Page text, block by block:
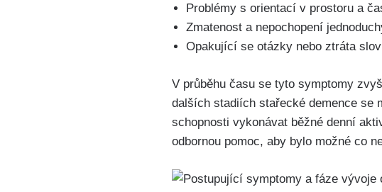
Problémy s orientací v prostoru a
Zmatenost a nepochopení
Opakující se otázky nebo ztráta slov
V průběhu času se tyto symptomy
dalších stadiích stařecké demence se
schopnosti vykonávat běžné denní
odbornou pomoc, aby bylo možné co